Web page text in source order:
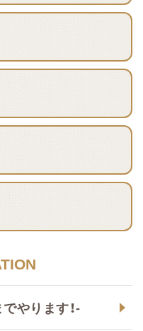
やります！-